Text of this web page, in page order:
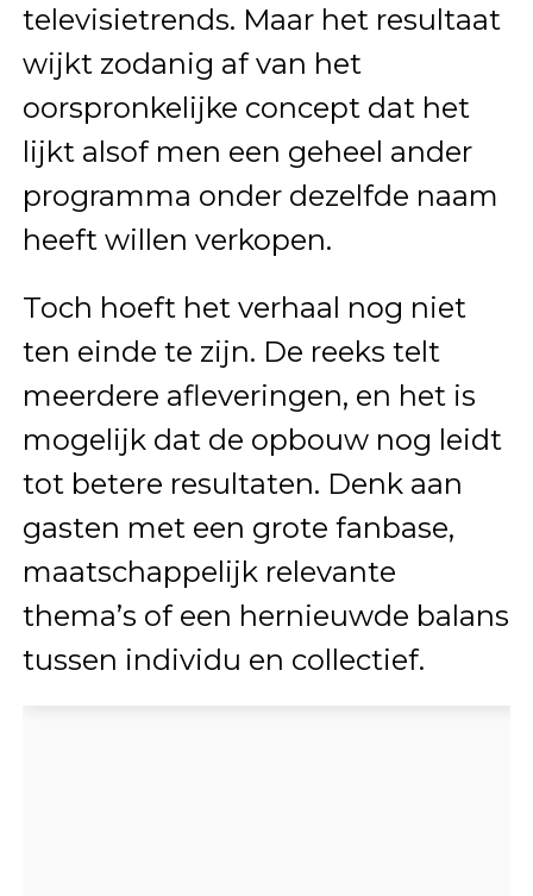
televisietrends. Maar het resultaat
wijkt zodanig af van het
oorspronkelijke concept dat het
lijkt alsof men een geheel ander
programma onder dezelfde naam
heeft willen verkopen.
Toch hoeft het verhaal nog niet
ten einde te zijn. De reeks telt
meerdere afleveringen, en het is
mogelijk dat de opbouw nog leidt
tot betere resultaten. Denk aan
gasten met een grote fanbase,
maatschappelijk relevante
thema’s of een hernieuwde balans
tussen individu en collectief.